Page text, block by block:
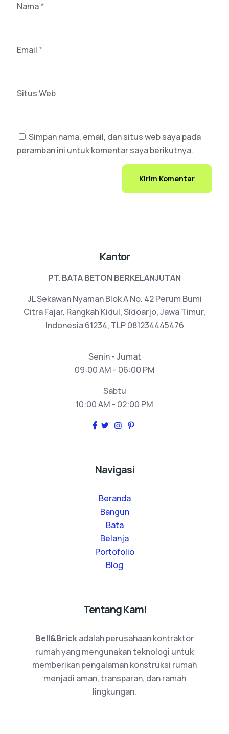
Nama*
Email *
Situs Web
Simpan nama, email, dan situs web saya pada
peramban ini untuk komentar saya berikutnya.
Kantor
PT. BATA BETON BERKELANJUTAN
JL Sekawan Nyaman Blok A No. 42 Perum Bumi
Citra Fajar, Rangkah Kidul, Sidoarjo, Jawa Timur,
Indonesia 61234, TLP 081234445476
Senin - Jumat
09:00 AM - 06:00 PM
Sabtu
10:00 AM - 02:00 PM
Navigasi
Beranda
Bangun
Bata
Belanja
Portofolio
Blog
Tentang Kami
Bell&Brickadalah perusahaan kontraktor
rumah yang mengunakan teknologi untuk
memberikan pengalaman konstruksi rumah
menjadi aman, transparan, dan ramah
lingkungan.